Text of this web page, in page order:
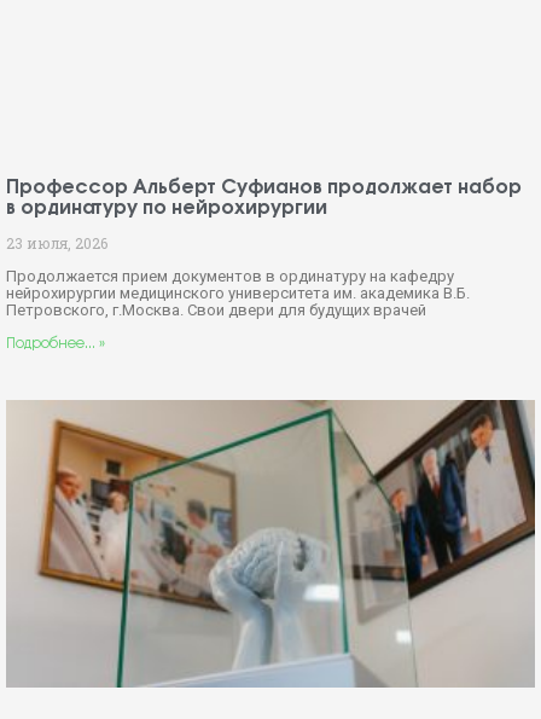
Профессор Альберт Суфианов продолжает набор
в ординатуру по нейрохирургии
23 июля, 2026
Продолжается прием документов в ординатуру на кафедру
нейрохирургии медицинского университета им. академика В.Б.
Петровского, г.Москва. Свои двери для будущих врачей
Подробнее... »